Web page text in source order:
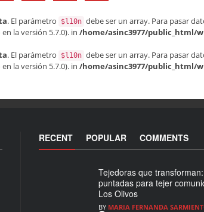
. El parámetro $l10n debe ser un array. Para pasar
la versión 5.7.0). in /home/asinc3977/public_html/
. El parámetro $l10n debe ser un array. Para pasar
la versión 5.7.0). in /home/asinc3977/public_html/
RECENT POPULAR COMMENTS
Tejedoras que transforman:
puntadas para tejer
Los Olivos
BY MARIA FERNANDA